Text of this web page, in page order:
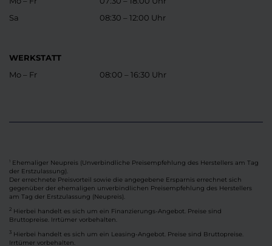
Sa
08:30 – 12:00 Uhr
WERKSTATT
Mo – Fr
08:00 – 16:30 Uhr
Ehemaliger Neupreis (Unverbindliche Preisempfehlung des Herstellers am Tag
der Erstzulassung).
Der errechnete Preisvorteil sowie die angegebene Ersparnis errechnet sich
gegenüber der ehemaligen unverbindlichen Preisempfehlung des Herstellers
am Tag der Erstzulassung (Neupreis).
2 Hierbei handelt es sich um ein Finanzierungs-Angebot. Preise sind
Bruttopreise. Irrtümer vorbehalten.
3 Hierbei handelt es sich um ein Leasing-Angebot. Preise sind Bruttopreise.
Irrtümer vorbehalten.